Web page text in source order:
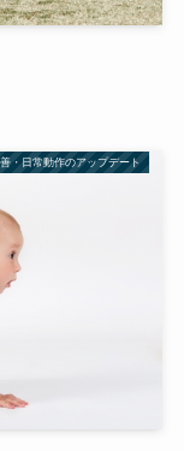
・日常動作のアップデート